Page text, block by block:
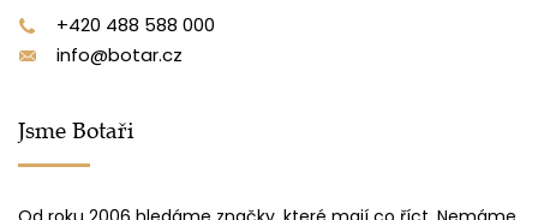
+420 488 588 000
info@botar.cz
Jsme Botaři